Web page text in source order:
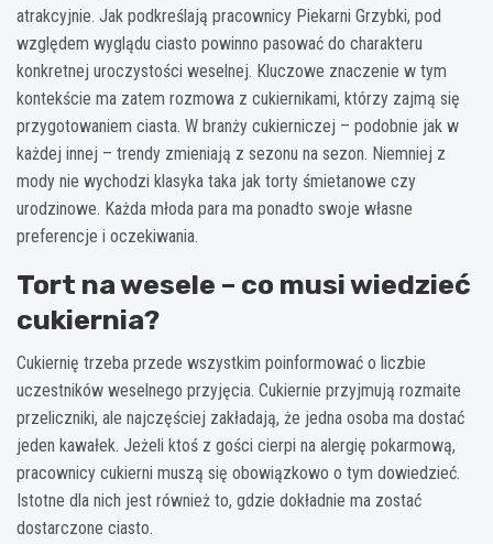
atrakcyjnie. Jak podkreślają pracownicy Piekarni Grzybki, pod
względem wyglądu ciasto powinno pasować do charakteru
konkretnej uroczystości weselnej. Kluczowe znaczenie w tym
kontekście ma zatem rozmowa z cukiernikami, którzy zajmą się
przygotowaniem ciasta. W branży cukierniczej – podobnie jak w
każdej innej – trendy zmieniają z sezonu na sezon. Niemniej z
mody nie wychodzi klasyka taka jak torty śmietanowe czy
urodzinowe. Każda młoda para ma ponadto swoje własne
preferencje i oczekiwania.
Tort na wesele – co musi wiedzieć
cukiernia?
Cukiernię trzeba przede wszystkim poinformować o liczbie
uczestników weselnego przyjęcia. Cukiernie przyjmują rozmaite
przeliczniki, ale najczęściej zakładają, że jedna osoba ma dostać
jeden kawałek. Jeżeli ktoś z gości cierpi na alergię pokarmową,
pracownicy cukierni muszą się obowiązkowo o tym dowiedzieć.
Istotne dla nich jest również to, gdzie dokładnie ma zostać
dostarczone ciasto.